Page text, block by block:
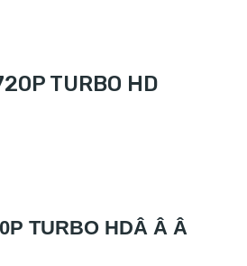
TURBO HD
TURBO HDÂ Â Â